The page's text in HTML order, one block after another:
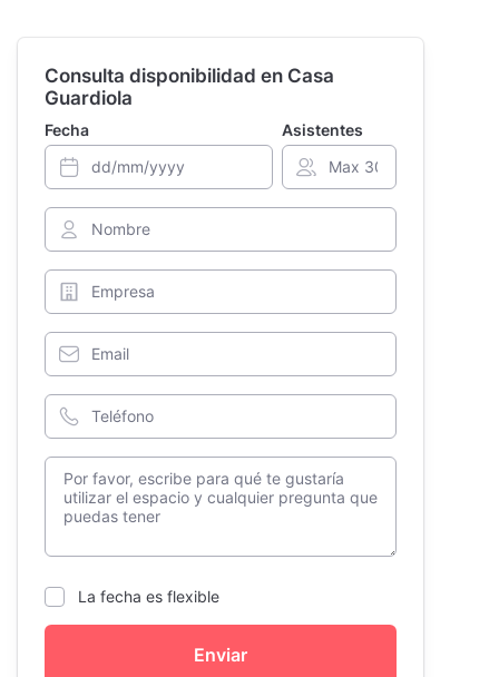
Consulta disponibilidad en Casa
Guardiola
Fecha Asistentes
La fecha es flexible
Enviar